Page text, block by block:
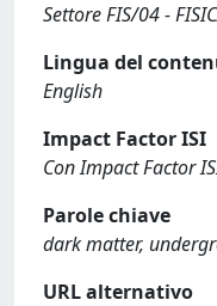
Settore FIS/04 -
Lingua del
English
Impact Factor ISI
Con Impact Factor
Parole chiave
dark matter,
URL alternativo